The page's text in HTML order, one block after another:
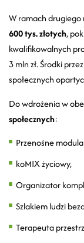
W ramach
600 tys. złotych,
kwalifikowalnych
3 mln zł. Środki
społecznych
Do wdrożenia w
społecznych:
Przenośne
koMIX życiowy,
Organizator
Szlakiem ludzi
Terapeuta